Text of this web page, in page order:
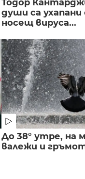
Тодор
души са
носещ вируса...
До 38° утре, на
валежи и